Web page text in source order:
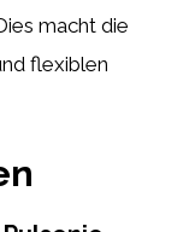
macht die
flexiblen